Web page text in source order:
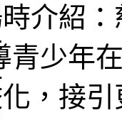
介紹
青少年
，接